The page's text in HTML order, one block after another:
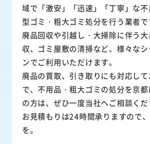
域で「激安」「迅速」「丁寧」な
型ゴミ・粗大ゴミ処分を行う業者で
廃品回収や引越し・大掃除に伴う
収、ゴミ屋敷の清掃など、様々なシ
ンでご利用いただけます。
廃品の買取、引き取りにも対応し
で、不用品・粗大ゴミの処分を京
の方は、ぜひ一度当社へご相談くだ
お見積もりは24時間承りますので
を。